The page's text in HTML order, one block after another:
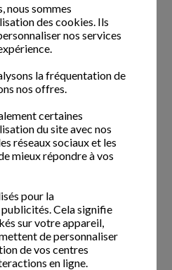
nous sommes
des cookies. Ils
nos services
la fréquentation de
nos offres.
certaines
du site avec nos
réseaux sociaux et les
mieux répondre à vos
pour la
Cela signifie
sur votre appareil,
de personnaliser
de vos centres
en ligne.
d’un(e) Aide
l’équipe dynamique de
Vous avez toujours voulu